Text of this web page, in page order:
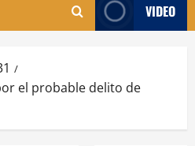
VIDEO
el probable delito de